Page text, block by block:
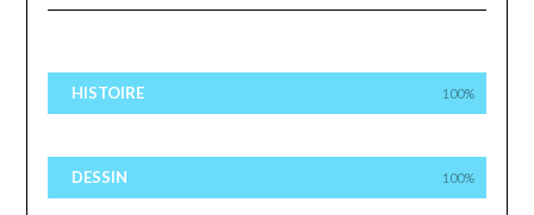
HISTOIRE 100%
DESSIN 100%